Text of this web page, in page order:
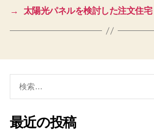
→
太陽光パネルを検討した注文住宅
象:
最近の投稿